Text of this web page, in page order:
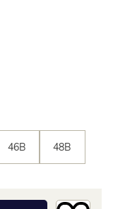
46B 48B